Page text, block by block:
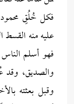
فكل خُلُقٍ محمود
عليه منه
فهو أسلم
والصديق،
وقبل بعثته